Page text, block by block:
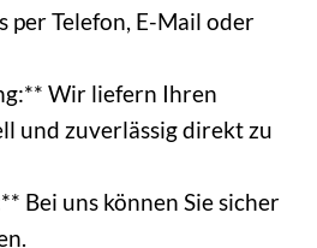
per Telefon, E-Mail oder
Wir liefern Ihren
und zuverlässig direkt zu
Bei uns können Sie sicher